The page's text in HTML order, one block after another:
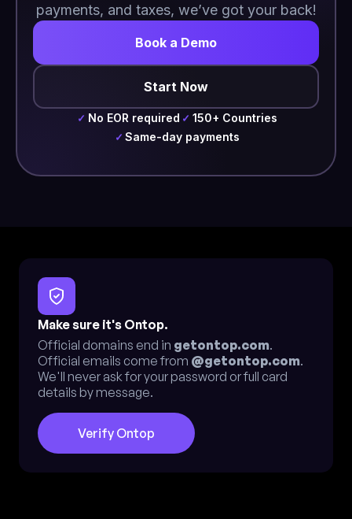
payments, and taxes, we’ve got your back!
Book a Demo
Start Now
✓ No EOR required ✓ 150+ Countries
✓ Same-day payments
Make sure it's Ontop.
Official domains end in getontop.com.
Official emails come from @getontop.com.
We'll never ask for your password or full card
details by message.
Verify Ontop